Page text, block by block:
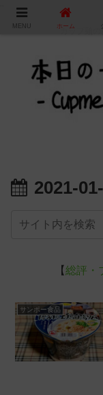
カップ麺の
2021-
【総評・
サンポー食品
MENU ホーム